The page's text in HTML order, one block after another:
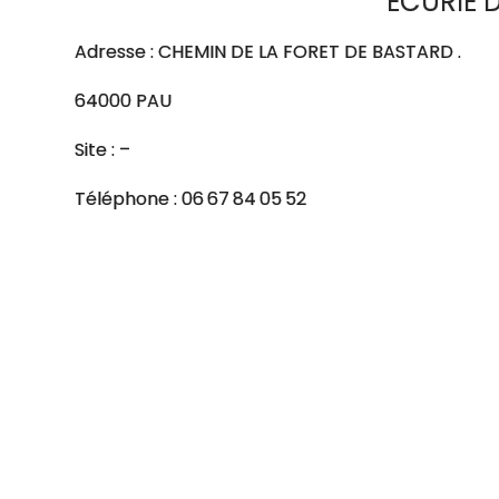
Adresse : CHEMIN DE LA FORET DE BASTARD .
64000 PAU
Site : –
Téléphone : 06 67 84 05 52